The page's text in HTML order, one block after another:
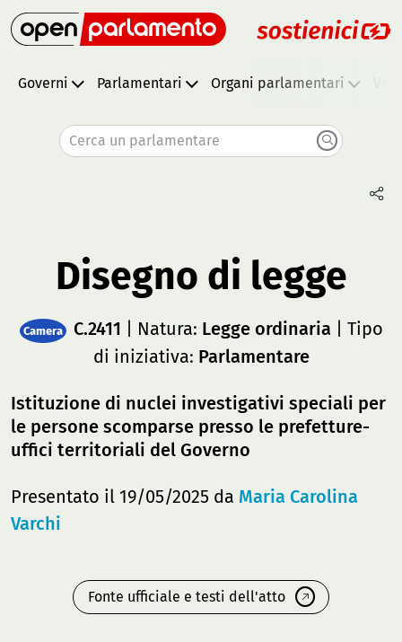
Governi Parlamentari Organi parlamentari
Cerca un parlamentare
Disegno di legge
Camera C.2411 | Natura: Legge ordinaria | Tipo
di iniziativa: Parlamentare
Istituzione di nuclei investigativi speciali per
le persone scomparse presso le prefetture-
uffici territoriali del Governo
Presentato il 19/05/2025 da Maria Carolina
Varchi
Fonte ufficiale e testi dell'atto